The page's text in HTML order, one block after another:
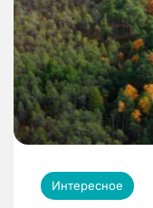
Интересное